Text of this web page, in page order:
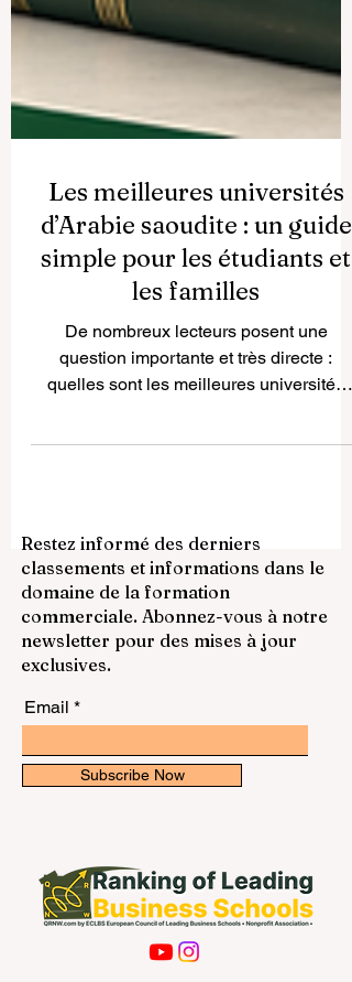
Les meilleures universités
d’Arabie saoudite : un guide
simple pour les étudiants et
les familles
De nombreux lecteurs posent une
question importante et très directe :
d’Arabie saoudite ? La réponse ne
l’environnement académique, de la
qualité de l’enseignement, de la
recherche et des perspectives
professionnelles après les études. Ainsi,
parler de la “meilleure université” ne
Restez informé des derniers
classements et informations dans le
domaine de la formation
commerciale. Abonnez-vous à notre
exclusives.